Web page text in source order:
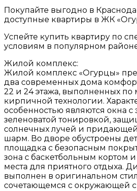
Покупайте выгодно в
доступные квартиры в ЖК
Успейте купить квартиру по
условиям в популярном
Жилой комплекс:
Жилой комплекс «Огурцы»
два современных дома
22 и 24 этажа, выполненных по
кирпичной технологии.
особенностью являются окна с
зеленоватой тонировкой,
солнечных лучей и
шарм. Во дворе обустроены
площадка с безопасным
зона с баскетбольным кортом
места для приятного отдыха.
выполнен в оригинальном
сочетающемся с окружающей